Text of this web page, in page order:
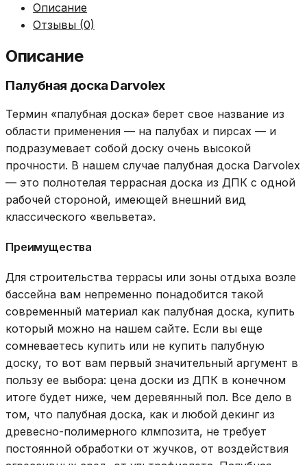
Описание
Отзывы (0)
Описание
Палубная доска Darvolex
Термин «палубная доска» берет свое название из
области применения — на палубах и пирсах — и
подразумевает собой доску очень высокой
прочности. В нашем случае палубная доска Darvolex
— это полнотелая террасная доска из ДПК с одной
рабочей стороной, имеющей внешний вид
классического «вельвета».
Преимущества
Для строительства террасы или зоны отдыха возле
бассейна вам непременно понадобится такой
современный материал как палубная доска, купить
который можно на нашем сайте. Если вы еще
сомневаетесь купить или не купить палубную
доску, то вот вам первый значительный аргумент в
пользу ее выбора: цена доски из ДПК в конечном
итоге будет ниже, чем деревянный пол. Все дело в
том, что палубная доска, как и любой декинг из
древесно-полимерного клмпозита, не требует
постоянной обработки от жучков, от воздействия